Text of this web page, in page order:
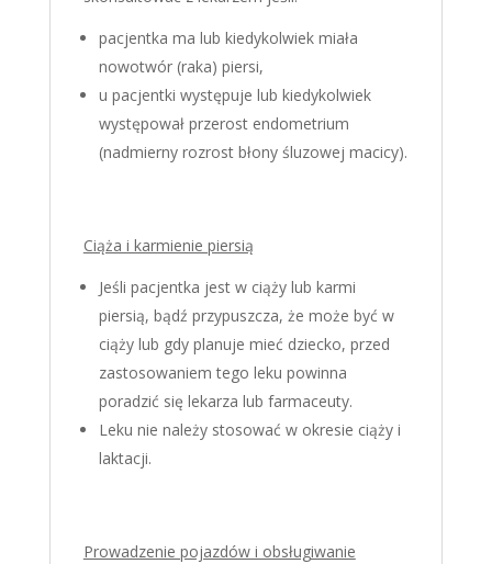
pacjentka ma lub kiedykolwiek miała
nowotwór (raka) piersi,
u pacjentki występuje lub kiedykolwiek
występował przerost endometrium
(nadmierny rozrost błony śluzowej macicy).
Ciąża i karmienie piersią
Jeśli pacjentka jest w ciąży lub karmi
piersią, bądź przypuszcza, że może być w
ciąży lub gdy planuje mieć dziecko, przed
zastosowaniem tego leku powinna
poradzić się lekarza lub farmaceuty.
Leku nie należy stosować w okresie ciąży i
laktacji.
Prowadzenie pojazdów i obsługiwanie